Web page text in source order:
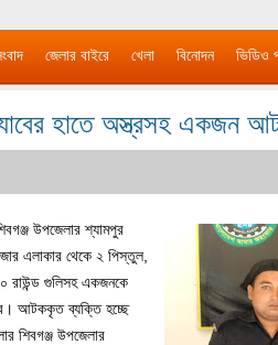
জেলার বাইরে খেলা বিনোদন ভিডিও
হাতে অস্ত্রসহ একজন
উপজেলার শ্যামপুর
এলাকার থেকে ২ পিস্তুল,
রাউন্ড গুলিসহ একজনকে
আটককৃত ব্যক্তি হচ্ছে
শিবগঞ্জ উপজেলার